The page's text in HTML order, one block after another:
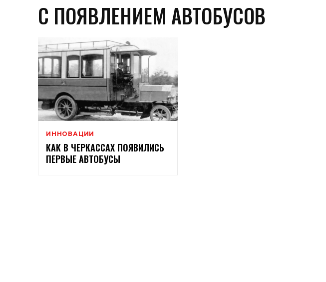
С ПОЯВЛЕНИЕМ АВТОБУСОВ
ИННОВАЦИИ
КАК В ЧЕРКАССАХ ПОЯВИЛИСЬ
ПЕРВЫЕ АВТОБУСЫ